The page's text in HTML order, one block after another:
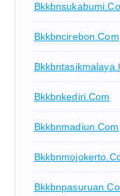
Bkkbncirebon.com
Bkkbnkediri.com
Bkkbnmadiun.com